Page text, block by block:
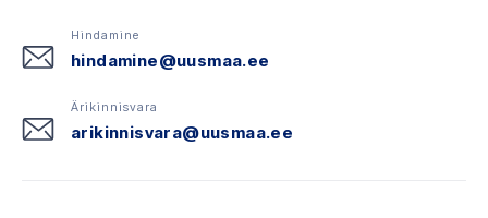
Hindamine
hindamine@uusmaa.ee
Ärikinnisvara
arikinnisvara@uusmaa.ee